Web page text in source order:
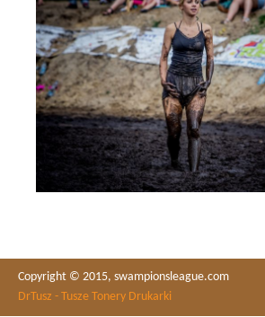
Copyright © 2015, swampionsleague.com
DrTusz - Tusze Tonery Drukarki